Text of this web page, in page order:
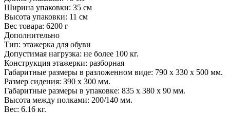
Ширина упаковки: 35 см
Высота упаковки: 11 см
Вес товара: 6200 г
Дополнительно
Тип: этажерка для обуви
Допустимая нагрузка: не более 100 кг.
Конструкция этажерки: разборная
Габаритные размеры в разложенном виде: 790 х 330 х 500 мм.
Размер сидения: 390 х 300 мм.
Габаритные размеры в упаковке: 835 х 380 х 90 мм.
Высота между полками: 200/140 мм.
Вес: 6.16 кг.